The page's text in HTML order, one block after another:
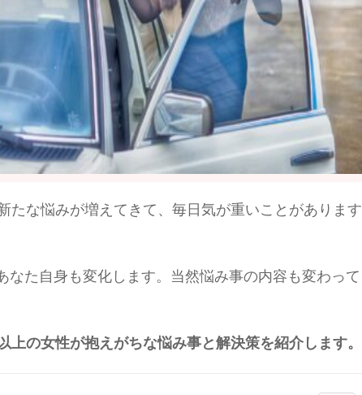
たな悩みが増えてきて、毎日気が重いことがあります
なた自身も変化します。当然悩み事の内容も変わって
上の女性が抱えがちな悩み事と解決策を紹介します。